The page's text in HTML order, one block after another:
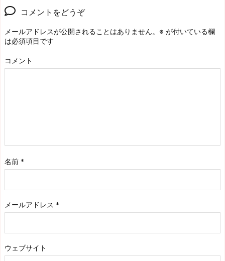
コメントをどうぞ
メールアドレスが公開されることはありません。 ※ が付いている欄
は必須項目です
コメント
名前 *
メールアドレス *
ウェブサイト